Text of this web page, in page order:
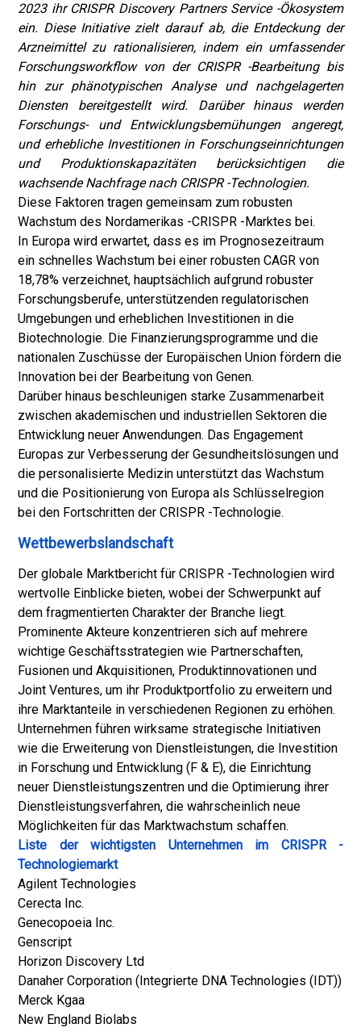
2023 ihr CRISPR Discovery Partners Service -Ökosystem
ein. Diese Initiative zielt darauf ab, die Entdeckung der
Arzneimittel zu rationalisieren, indem ein umfassender
Forschungsworkflow von der CRISPR -Bearbeitung bis
hin zur phänotypischen Analyse und nachgelagerten
Diensten bereitgestellt wird. Darüber hinaus werden
Forschungs- und Entwicklungsbemühungen angeregt,
und erhebliche Investitionen in Forschungseinrichtungen
und Produktionskapazitäten berücksichtigen die
wachsende Nachfrage nach CRISPR -Technologien.
Diese Faktoren tragen gemeinsam zum robusten
Wachstum des Nordamerikas -CRISPR -Marktes bei.
In Europa wird erwartet, dass es im Prognosezeitraum
ein schnelles Wachstum bei einer robusten CAGR von
18,78% verzeichnet, hauptsächlich aufgrund robuster
Forschungsberufe, unterstützenden regulatorischen
Umgebungen und erheblichen Investitionen in die
Biotechnologie. Die Finanzierungsprogramme und die
nationalen Zuschüsse der Europäischen Union fördern die
Innovation bei der Bearbeitung von Genen.
Darüber hinaus beschleunigen starke Zusammenarbeit
zwischen akademischen und industriellen Sektoren die
Entwicklung neuer Anwendungen. Das Engagement
Europas zur Verbesserung der Gesundheitslösungen und
die personalisierte Medizin unterstützt das Wachstum
und die Positionierung von Europa als Schlüsselregion
bei den Fortschritten der CRISPR -Technologie.
Wettbewerbslandschaft
Der globale Marktbericht für CRISPR -Technologien wird
wertvolle Einblicke bieten, wobei der Schwerpunkt auf
dem fragmentierten Charakter der Branche liegt.
Prominente Akteure konzentrieren sich auf mehrere
wichtige Geschäftsstrategien wie Partnerschaften,
Fusionen und Akquisitionen, Produktinnovationen und
Joint Ventures, um ihr Produktportfolio zu erweitern und
ihre Marktanteile in verschiedenen Regionen zu erhöhen.
Unternehmen führen wirksame strategische Initiativen
wie die Erweiterung von Dienstleistungen, die Investition
in Forschung und Entwicklung (F & E), die Einrichtung
neuer Dienstleistungszentren und die Optimierung ihrer
Dienstleistungsverfahren, die wahrscheinlich neue
Möglichkeiten für das Marktwachstum schaffen.
Liste der wichtigsten Unternehmen im CRISPR -
Technologiemarkt
Agilent Technologies
Cerecta Inc.
Genecopoeia Inc.
Genscript
Horizon Discovery Ltd
Danaher Corporation (Integrierte DNA Technologies (IDT))
Merck Kgaa
New England Biolabs